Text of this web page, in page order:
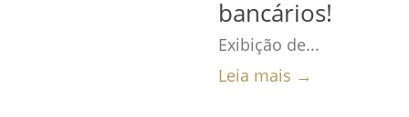
bancários!
Exibição de...
Leia mais →